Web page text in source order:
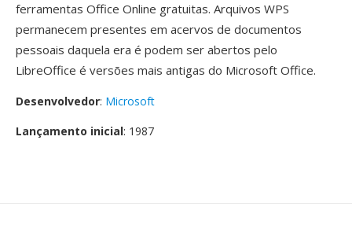
ferramentas Office Online gratuitas. Arquivos WPS
permanecem presentes em acervos de documentos
pessoais daquela era é podem ser abertos pelo
LibreOffice é versões mais antigas do Microsoft Office.
Desenvolvedor: Microsoft
Lançamento inicial: 1987